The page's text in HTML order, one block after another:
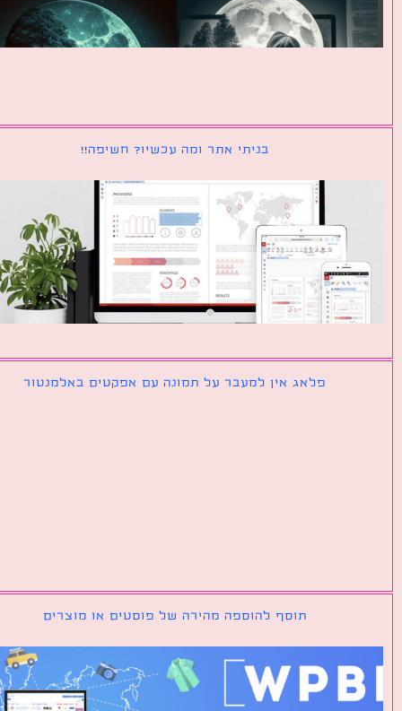
בניתי אתר ומה עכשיו? חשיפה!!
פלאג אין למעבר על תמונה עם אפקטים באלמנטור
תוסף להוספה מהירה של פוסטים או מוצרים